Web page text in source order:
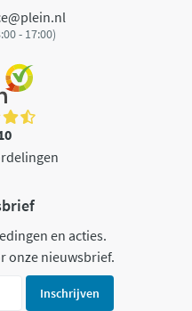
- 17:00)
en acties.
onze nieuwsbrief.
Inschrijven